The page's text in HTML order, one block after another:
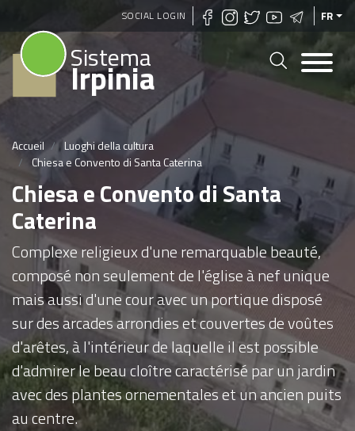
Aller
au
contenu
principal
SOCIAL LOGIN FR
Sistema
Irpinia
Accueil
Luoghi della cultura
Chiesa e Convento di Santa Caterina
Chiesa e Convento di Santa
Caterina
Complexe religieux d'une remarquable beauté,
composé non seulement de l'église à nef unique
mais aussi d'une cour avec un portique disposé
sur des arcades arrondies et couvertes de voûtes
d'arêtes, à l'intérieur de laquelle il est possible
d'admirer le beau cloître caractérisé par un jardin
avec des plantes ornementales et un ancien puits
au centre.